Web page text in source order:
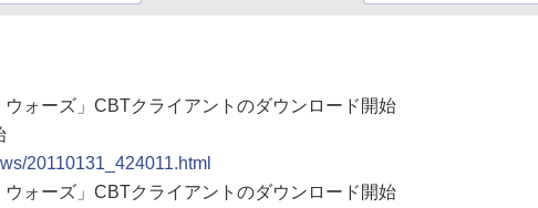
ウォーズ」CBTクライアントのダウンロード開始
20110131_424011.html
ウォーズ」CBTクライアントのダウンロード開始